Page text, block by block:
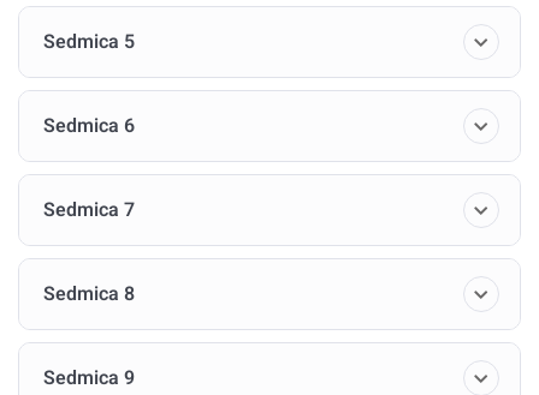
Ovo putovanje, iako može biti izazovno, obećava duboke
nagrade i oslobađanje potencijala koji već leže u nama.
Pa krenimo.
Dobro došli u središte sebe!
Sedmica 5
Sedmica 6
Sedmica 7
Sedmica 8
Sedmica 9